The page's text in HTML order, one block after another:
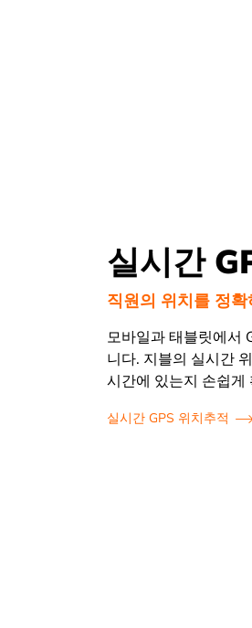
실시간
직원의 위치를 정
모바일과 태블릿에서
니다. 지블의 실시간
시간에 있는지 손쉽게
실시간 GPS 위치추적